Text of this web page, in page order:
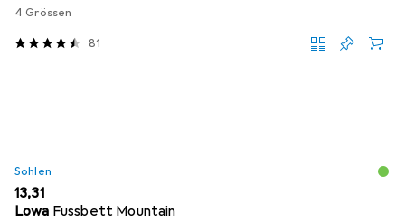
4 Grössen
81
Sohlen
EUR
13,31
Lowa Fussbett Mountain